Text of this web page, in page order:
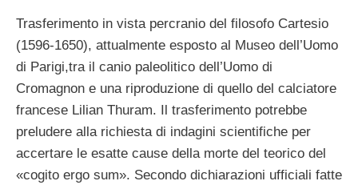
Trasferimento in vista percranio del filosofo Cartesio
(1596-1650), attualmente esposto al Museo dell’Uomo
di Parigi,tra il canio paleolitico dell’Uomo di
Cromagnon e una riproduzione di quello del calciatore
francese Lilian Thuram. Il trasferimento potrebbe
preludere alla richiesta di indagini scientifiche per
accertare le esatte cause della morte del teorico del
«cogito ergo sum». Secondo dichiarazioni ufficiali fatte